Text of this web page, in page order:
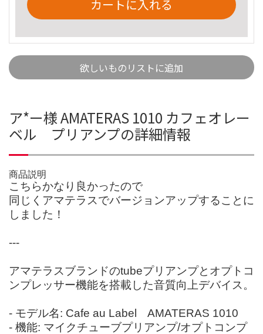
カートに入れる
欲しいものリストに追加
ア*ー様 AMATERAS 1010 カフェオレー
ベル プリアンプの詳細情報
商品説明
こちらかなり良かったので
同じくアマテラスでバージョンアップすることに
しました！
---
アマテラスブランドのtubeプリアンプとオプトコ
ンプレッサー機能を搭載した音質向上デバイス。
- モデル名: Cafe au Label AMATERAS 1010
- 機能: マイクチューブプリアンプ/オプトコンプ